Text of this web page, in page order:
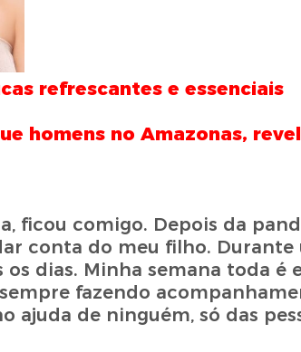
refrescantes e essenciais
homens no Amazonas,
ficou comigo. Depois da
conta do meu filho.
dias. Minha semana toda é
fazendo
ajuda de ninguém, só das